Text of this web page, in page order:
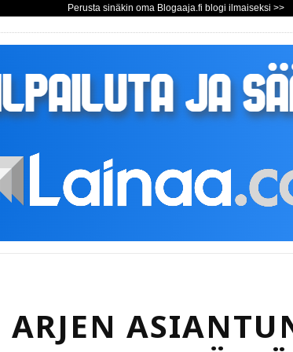
Perusta sinäkin oma Blogaaja.fi blogi ilmaiseksi >>